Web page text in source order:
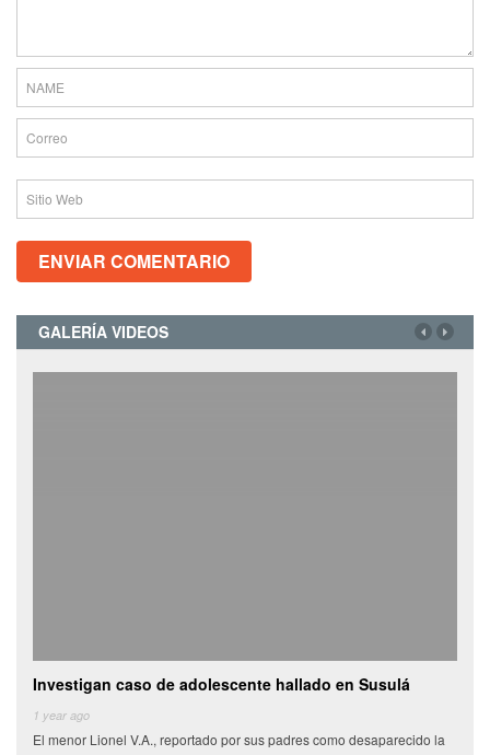
GALERÍA VIDEOS
Investigan caso de adolescente hallado en Susulá
1 year ago
El menor Lionel V.A., reportado por sus padres como desaparecido la